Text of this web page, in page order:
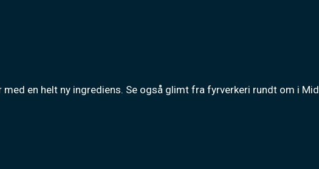
en helt ny ingrediens. Se også glimt fra fyrverkeri rundt om i